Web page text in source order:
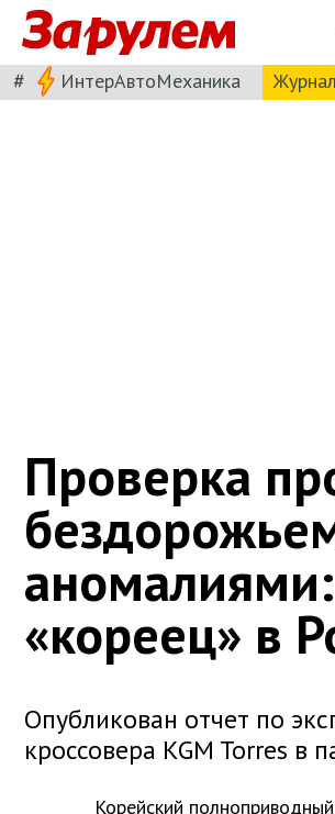
# ИнтерАвтоМеханика
Проверка
«кореец» в
Опубликован отчет по
кроссовера KGM Torres в
Корейский